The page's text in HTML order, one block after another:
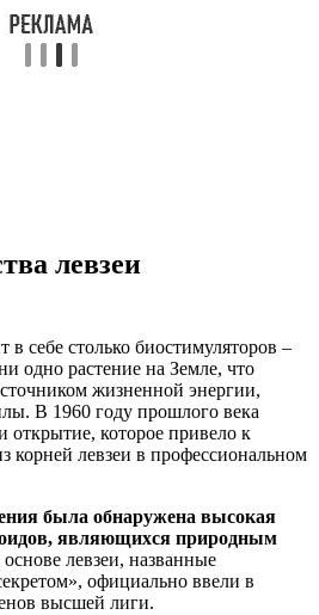
левзеи
себе столько биостимуляторов –
одно растение на Земле, что
жизненной энергии,
В 1960 году прошлого века
открытие, которое привело к
корней левзеи в профессиональном
была обнаружена высокая
являющихся природным
левзеи, названные
официально ввели в
высшей лиги.